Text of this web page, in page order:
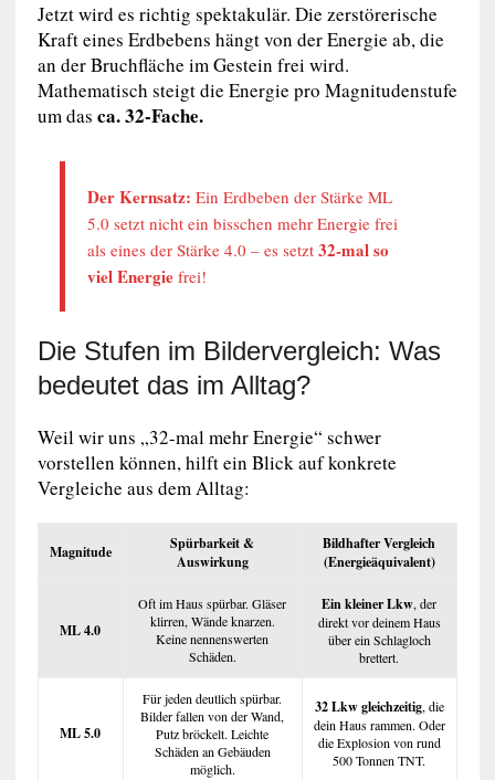
Jetzt wird es richtig spektakulär. Die zerstörerische
Kraft eines Erdbebens hängt von der Energie ab, die
an der Bruchfläche im Gestein frei wird.
Mathematisch steigt die Energie pro Magnitudenstufe
um das ca. 32-Fache.
Der Kernsatz: Ein Erdbeben der Stärke ML
5.0 setzt nicht ein bisschen mehr Energie frei
als eines der Stärke 4.0 – es setzt 32-mal so
viel Energiefrei!
Die Stufen im Bildervergleich: Was
bedeutet das im Alltag?
Weil wir uns „32-mal mehr Energie“ schwer
vorstellen können, hilft ein Blick auf konkrete
Vergleiche aus dem Alltag:
Magnitude
Spürbarkeit &
Auswirkung
Bildhafter Vergleich
(Energieäquivalent)
ML 4.0
Oft im Haus spürbar. Gläser
klirren, Wände knarzen.
Keine nennenswerten
Schäden.
Ein kleiner Lkw, der
direkt vor deinem Haus
über ein Schlagloch
brettert.
ML 5.0
Für jeden deutlich spürbar.
Bilder fallen von der Wand,
Putz bröckelt. Leichte
Schäden an Gebäuden
möglich.
32 Lkw gleichzeitig, die
dein Haus rammen. Oder
die Explosion von rund
500 Tonnen TNT.